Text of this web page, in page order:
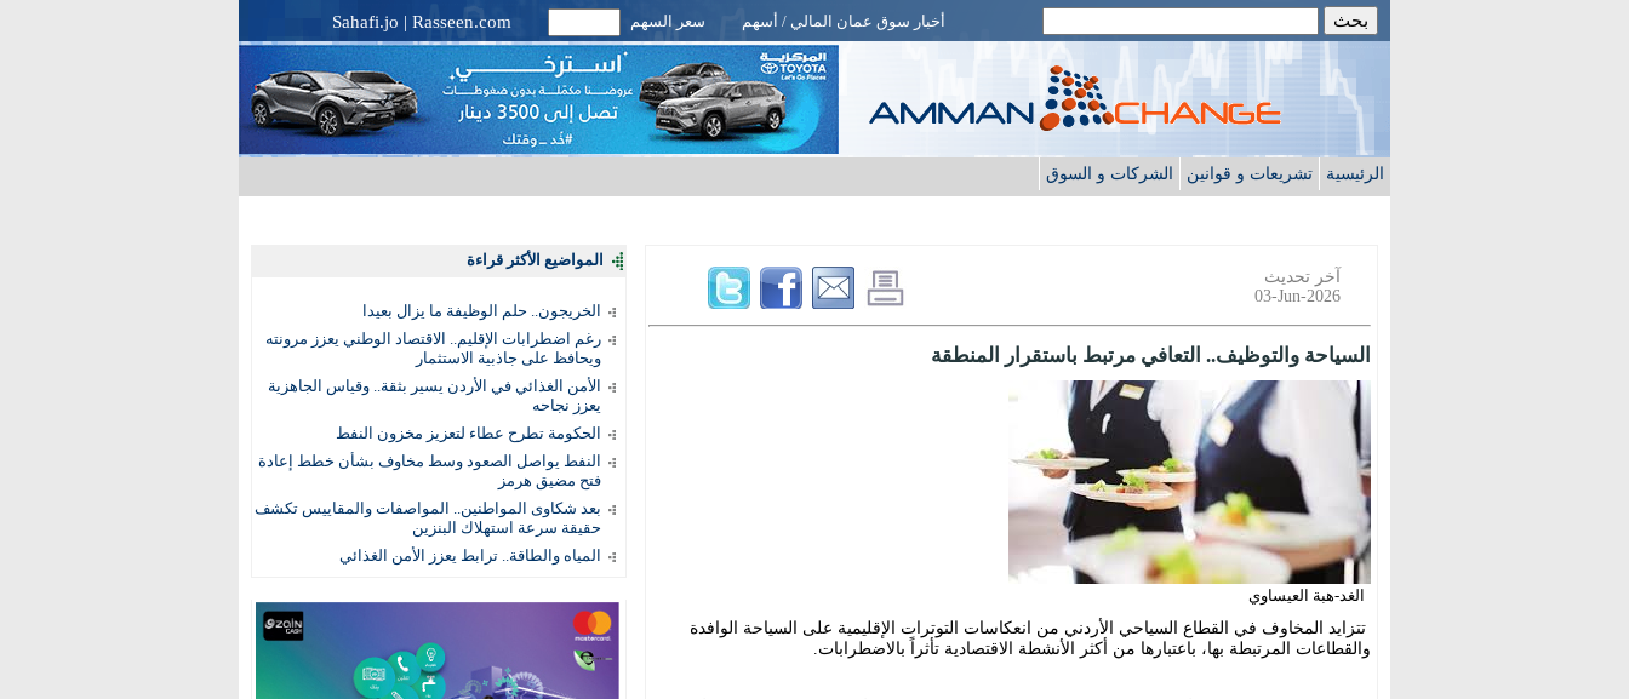
أخبار سوق عمان المالي / أسهم سعر السهم Sahafi.jo | Rasseen.com
الرئيسية تشريعات و قوانين الشركات و السوق
المواضيع الأكثر قراءة
الخريجون.. حلم الوظيفة ما يزال بعيدا
رغم اضطرابات الإقليم.. الاقتصاد الوطني يعزز مرونته
ويحافظ على جاذبية الاستثمار
الأمن الغذائي في الأردن يسير بثقة.. وقياس الجاهزية
يعزز نجاحه
الحكومة تطرح عطاء لتعزيز مخزون النفط
النفط يواصل الصعود وسط مخاوف بشأن خطط إعادة
فتح مضيق هرمز
بعد شكاوى المواطنين.. المواصفات والمقاييس تكشف
حقيقة سرعة استهلاك البنزين
المياه والطاقة.. ترابط يعزز الأمن الغذائي
آخر تحديث
03-Jun-2026
السياحة والتوظيف.. التعافي مرتبط باستقرار المنطقة
الغد-هبة العيساوي
تتزايد المخاوف في القطاع السياحي الأردني من انعكاسات التوترات الإقليمية على السياحة الوافدة
والقطاعات المرتبطة بها، باعتبارها من أكثر الأنشطة الاقتصادية تأثراً بالاضطرابات.